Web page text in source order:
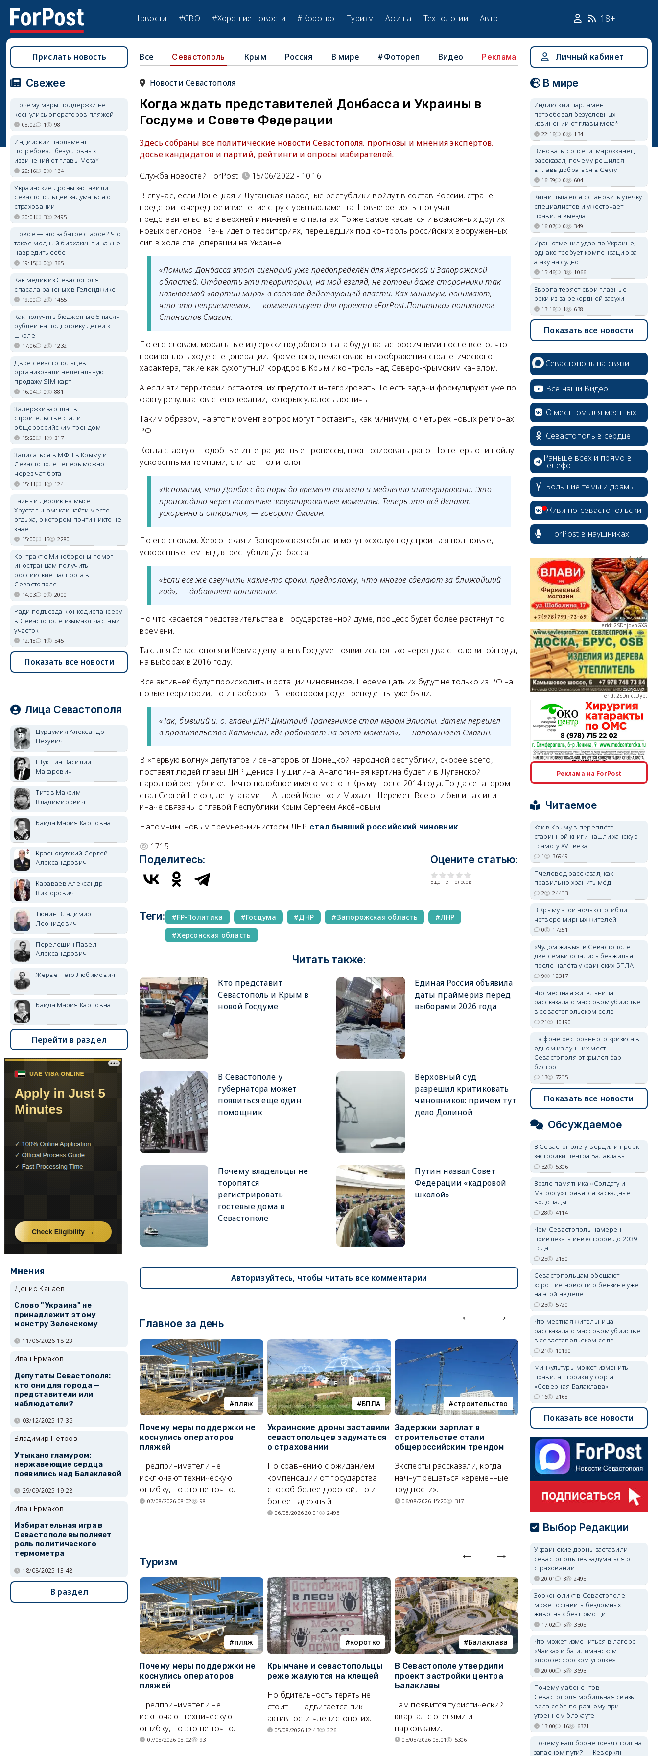
Новости #СВО #Хорошие новости #Коротко Туризм Афиша Технологии Авто 18+
Все Севастополь Крым Россия В мире #Фотореп Видео Реклама
Новости Севастополя
Когда ждать представителей Донбасса и Украины в
Госдуме и Совете Федерации
Здесь собраны все политические новости Севастополя, прогнозы и мнения экспертов,
досье кандидатов и партий, рейтинги и опросы избирателей.
Служба новостей ForPost
15/06/2022 - 10:16
В случае, если Донецкая и Луганская народные республики войдут в состав России, стране
предстоит очередное изменение структуры парламента. Новые регионы получат
представительство в верхней и нижней его палатах. То же самое касается и возможных других
новых регионов. Речь идёт о территориях, перешедших под контроль российских вооружённых
сил в ходе спецоперации на Украине.
«Помимо Донбасса этот сценарий уже предопределён для Херсонской и Запорожской
областей. Отдавать эти территории, на мой взгляд, не готовы даже сторонники так
называемой «партии мира» в составе действующей власти. Как минимум, понимают,
что это неприемлемо», — комментирует для проекта «ForPost.Политика» политолог
Станислав Смагин.
По его словам, моральные издержки подобного шага будут катастрофичными после всего, что
произошло в ходе спецоперации. Кроме того, немаловажны соображения стратегического
характера, такие как сухопутный коридор в Крым и контроль над Северо-Крымским каналом.
А если эти территории остаются, их предстоит интегрировать. То есть задачи формулируют уже по
факту результатов спецоперации, которых удалось достичь.
Таким образом, на этот момент вопрос могут поставить, как минимум, о четырёх новых регионах
РФ.
Когда стартуют подобные интеграционные процессы, прогнозировать рано. Но теперь они пойдут
ускоренными темпами, считает политолог.
«Вспомним, что Донбасс до поры до времени тяжело и медленно интегрировали. Это
происходило через косвенные завуалированные моменты. Теперь это всё делают
ускоренно и открыто», — говорит Смагин.
По его словам, Херсонская и Запорожская области могут «сходу» подстроиться под новые,
ускоренные темпы для республик Донбасса.
«Если всё же озвучить какие-то сроки, предположу, что многое сделают за ближайший
год», — добавляет политолог.
Но что касается представительства в Государственной думе, процесс будет более растянут по
времени.
Так, для Севастополя и Крыма депутаты в Госдуме появились только через два с половиной года,
на выборах в 2016 году.
Всё активней будут происходить и ротации чиновников. Перемещать их будут не только из РФ на
новые территории, но и наоборот. В некотором роде прецеденты уже были.
«Так, бывший и. о. главы ДНР Дмитрий Трапезников стал мэром Элисты. Затем перешёл
в правительство Калмыкии, где работает на этот момент», — напоминает Смагин.
В «первую волну» депутатов и сенаторов от Донецкой народной республики, скорее всего,
поставят людей главы ДНР Дениса Пушилина. Аналогичная картина будет и в Луганской
народной республике. Нечто подобное имело место в Крыму после 2014 года. Тогда сенатором
стал Сергей Цеков, депутатами — Андрей Козенко и Михаил Шеремет. Все они были так или
иначе связаны с главой Республики Крым Сергеем Аксёновым.
Напомним, новым премьер-министром ДНР стал бывший российский чиновник.
1715
Поделитесь: Оцените статью:
Еще нет голосов
Теги: FP-Политика Госдума ДНР Запорожская область
ЛНР
Херсонская область
Читать также:
Кто представит
Севастополь и Крым в
новой Госдуме
Единая Россия объявила
даты праймериз перед
выборами 2026 года
В Севастополе у
губернатора может
появиться ещё один
помощник
Верховный суд
разрешил критиковать
чиновников: причём тут
дело Долиной
Почему владельцы не
торопятся
регистрировать
гостевые дома в
Севастополе
Путин назвал Совет
Федерации «кадровой
школой»
Авторизуйтесь, чтобы читать все комментарии
Главное за день
пляж
Почему меры поддержки не
коснулись операторов
пляжей
Предприниматели не
исключают техническую
ошибку, но это не точно.
07/08/2026 08:02 98
БПЛА
Украинские дроны заставили
севастопольцев задуматься
о страховании
По сравнению с ожиданием
компенсации от государства
способ более дорогой, но и
более надежный.
06/08/2026 20:01 2495
строительство
Задержки зарплат в
строительстве стали
общероссийским трендом
Эксперты рассказали, когда
начнут решаться «временные
трудности».
06/08/2026 15:20 317
фотореп
Тайный дворик на мысе
Хрустальном: как найти
место отдыха, о котором
почти никто не знает
Под стенами Галереи искусств
гравийный сад и семейные
качели.
06/08/2026 15:00 2280
Туризм
пляж
Почему меры поддержки не
коснулись операторов
пляжей
Предприниматели не
исключают техническую
ошибку, но это не точно.
07/08/2026 08:02 93
коротко
Крымчане и севастопольцы
реже жалуются на клещей
Но бдительность терять не
стоит — надвигается пик
активности членистоногих.
05/08/2026 12:43 226
Балаклава
В Севастополе утвердили
проект застройки центра
Балаклавы
Там появится туристический
квартал с отелями и
парковками.
05/08/2026 08:01 5306
пляж
На диких пляжах
Севастополя появились
инспекторы
Могут ли оштрафовать за отдых
на необорудованном пляже?
31/07/2026 10:24 5936
Прислать новость
Свежее
Почему меры поддержки не
коснулись операторов пляжей
08:02 1 98
Индийский парламент
потребовал безусловных
извинений от главы Meta*
22:16 0 134
Украинские дроны заставили
севастопольцев задуматься о
страховании
20:01 3 2495
Новое — это забытое старое? Что
такое модный биохакинг и как не
навредить себе
19:15 0 365
Как медик из Севастополя
спасала раненых в Геленджике
19:00 2 1455
Как получить бюджетные 5 тысяч
рублей на подготовку детей к
школе
17:06 2 1232
Двое севастопольцев
организовали нелегальную
продажу SIM-карт
16:04 0 881
Задержки зарплат в
строительстве стали
общероссийским трендом
15:20 1 317
Записаться в МФЦ в Крыму и
Севастополе теперь можно
через чат-бота
15:11 1 124
Тайный дворик на мысе
Хрустальном: как найти место
отдыха, о котором почти никто не
знает
15:00 15 2280
Контракт с Минобороны помог
иностранцам получить
российские паспорта в
Севастополе
14:03 0 2000
Ради подъезда к онкодиспансеру
в Севастополе изымают частный
участок
12:18 1 545
Показать все новости
Лица Севастополя
Цурцумия Александр
Пехувич
Шукшин Василий
Макарович
Титов Максим
Владимирович
Байда Мария Карповна
Краснокутский Сергей
Александрович
Караваев Александр
Викторович
Тюнин Владимир
Леонидович
Перелешин Павел
Александрович
Жерве Петр Любимович
Байда Мария Карповна
Перейти в раздел
Мнения
Денис Канаев
Слово "Украина" не
принадлежит этому
монстру Зеленскому
11/06/2026 18:23
Иван Ермаков
Депутаты Севастополя:
кто они для города —
представители или
наблюдатели?
03/12/2025 17:36
Владимир Петров
Утыкано гламуром:
нержавеющие сердца
появились над Балаклавой
29/09/2025 19:28
Иван Ермаков
Избирательная игра в
Севастополе выполняет
роль политического
термометра
18/08/2025 13:48
В раздел
Личный кабинет
В мире
Индийский парламент
потребовал безусловных
извинений от главы Meta*
22:16 0 134
Виноваты соцсети: марокканец
рассказал, почему решился
вплавь добраться в Сеуту
16:59 0 604
Китай пытается остановить утечку
специалистов и ужесточает
правила выезда
16:07 0 349
Иран отменил удар по Украине,
однако требует компенсацию за
атаку на судно
15:46 3 1066
Европа теряет свои главные
реки из-за рекордной засухи
13:16 1 638
Показать все новости
Севастополь на связи
Все наши Видео
О местном для местных
Севастополь в сердце
Раньше всех и прямо в
телефон
Большие темы и драмы
Живи по-севастопольски
ForPost в наушниках
erid: 2SDnjcrDNw6
erid: 2SDnjdvhGXG
erid: 2SDnjcLUypt
erid: 2SDnjcrDNw6
erid: 2SDnjdPjgYS
erid: 2SDnjdvhGXG
Реклама на ForPost
Читаемое
Как в Крыму в переплёте
старинной книги нашли ханскую
грамоту XVI века
1 36949
Пчеловод рассказал, как
правильно хранить мёд
2 24433
В Крыму этой ночью погибли
четверо мирных жителей
0 17251
«Чудом живы»: в Севастополе
две семьи остались без жилья
после налёта украинских БПЛА
9 12317
Что местная жительница
рассказала о массовом убийстве
в севастопольском селе
21 10190
На фоне ресторанного кризиса в
одном из лучших мест
Севастополя открылся бар-
бистро
13 7235
Показать все новости
Обсуждаемое
В Севастополе утвердили проект
застройки центра Балаклавы
32 5306
Возле памятника «Солдату и
Матросу» появятся каскадные
водопады
28 4114
Чем Севастополь намерен
привлекать инвесторов до 2039
года
25 2180
Севастопольцам обещают
хорошие новости о бензине уже
на этой неделе
23 5720
Что местная жительница
рассказала о массовом убийстве
в севастопольском селе
21 10190
Минкультуры может изменить
правила стройки у форта
«Северная Балаклава»
16 2168
Показать все новости
Выбор Редакции
Украинские дроны заставили
севастопольцев задуматься о
страховании
20:01 3 2495
Зооконфликт в Севастополе
может оставить бездомных
животных без помощи
17:02 6 3305
Что может измениться в лагере
«Чайка» и батилиманском
«профессорском уголке»
20:00 5 3693
Почему у абонентов
Севастополя мобильная связь
вела себя по-разному при
утреннем блэкауте
13:00 16 6371
Почему наш бронепоезд стоит на
запасном пути? — Кеворкян